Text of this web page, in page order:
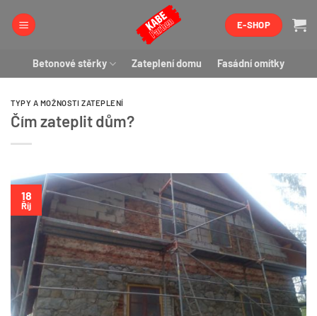
E-SHOP
Betonové stěrky Zateplení domu Fasádní omítky
TYPY A MOŽNOSTI ZATEPLENÍ
Čím zateplit dům?
18
Říj